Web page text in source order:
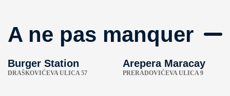
A ne pas manquer
Burger Station
DRAŠKOVIĆEVA ULICA 57
Arepera Maracay
PRERADOVIĆEVA ULICA 9